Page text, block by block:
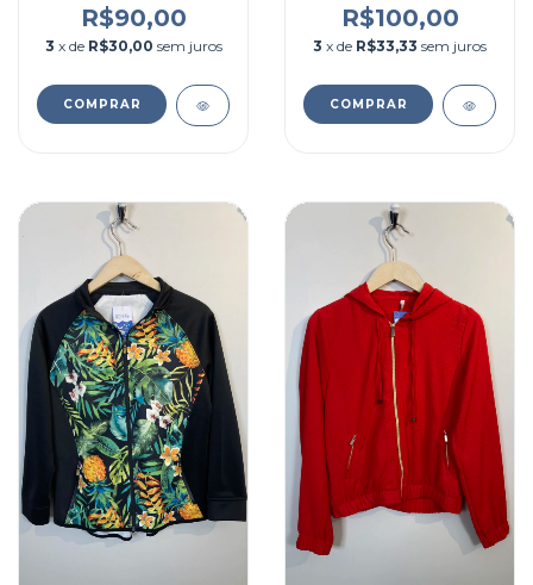
R$90,00
3 x de R$30,00 sem juros
COMPRAR
R$100,00
3 x de R$33,33 sem juros
COMPRAR